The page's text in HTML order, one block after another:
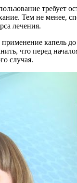
требует
Тем не менее,
лечения.
капель
что перед
случая.